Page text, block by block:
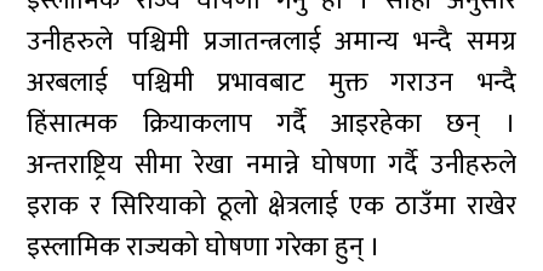
उनीहरुले पश्चिमी प्रजातन्त्रलाई अमान्य भन्दै समग्र
अरबलाई पश्चिमी प्रभावबाट मुक्त गराउन भन्दै
हिंसात्मक क्रियाकलाप गर्दै आइरहेका छन् ।
अन्तराष्ट्रिय सीमा रेखा नमान्ने घोषणा गर्दै उनीहरुले
इराक र सिरियाको ठूलो क्षेत्रलाई एक ठाउँमा राखेर
इस्लामिक राज्यको घोषणा गरेका हुन् ।